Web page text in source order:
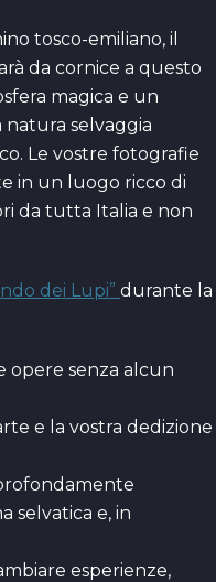
tosco-emiliano, il
da cornice a questo
magica e un
selvaggia
Le vostre fotografie
in un luogo ricco di
da tutta Italia e non
dei Lupi” durante la
opere senza alcun
e la vostra dedizione
selvatica e, in
esperienze,